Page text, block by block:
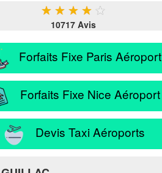
★ ★ ★ ★ ★
10717 Avis
Forfaits Fixe Paris Aéroport
Forfaits Fixe Nice Aéroport
Devis Taxi Aéroports